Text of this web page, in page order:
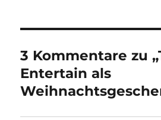
3 Kommentare zu
Entertain als